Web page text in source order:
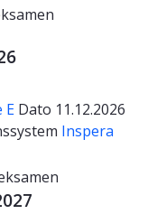
E Dato 11.12.2026
Inspera